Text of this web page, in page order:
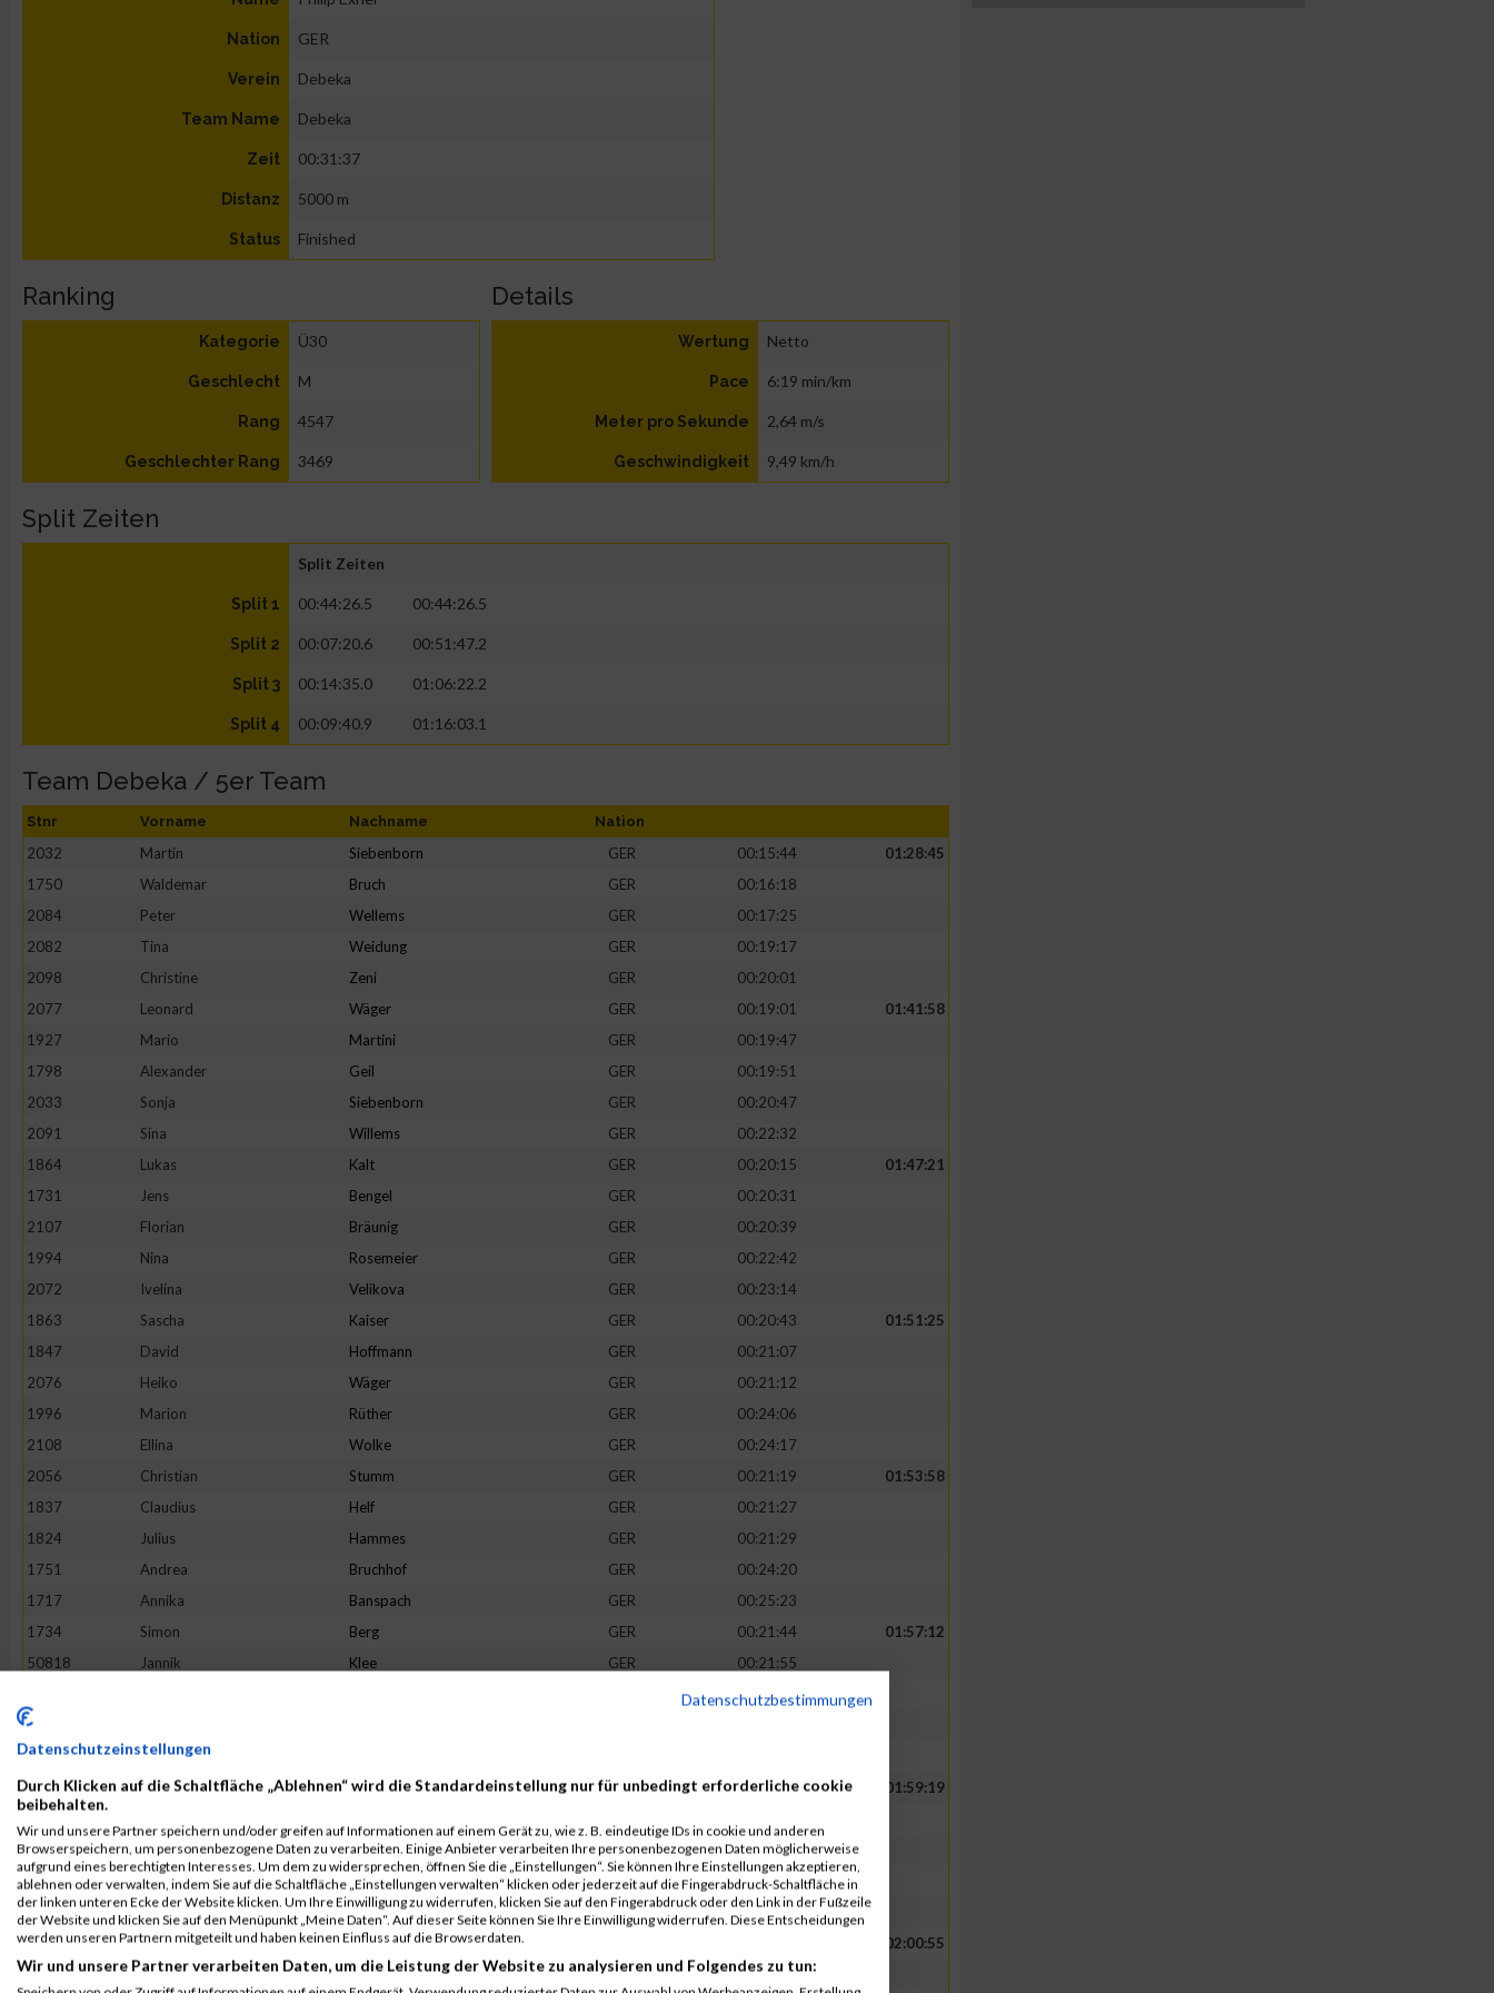
Nation GER
Verein Debeka
Team Name Debeka
Zeit 00:31:37
Distanz 5000 m
Status Finished
Ranking
Kategorie Ü30
Geschlecht M
Rang 4547
Geschlechter Rang 3469
Details
Wertung Netto
Pace 6:19 min/km
Meter pro Sekunde 2,64 m/s
Geschwindigkeit 9,49 km/h
Split Zeiten
Split Zeiten
Split 1 00:44:26.5 00:44:26.5
Split 2 00:07:20.6 00:51:47.2
Split 3 00:14:35.0 01:06:22.2
Split 4 00:09:40.9 01:16:03.1
Team Debeka / 5er Team
Stnr Vorname Nachname Nation
2032 Martin Siebenborn GER 00:15:44
01:28:45
1750
Waldemar Bruch GER
00:16:18
2084
Peter Wellems GER
00:17:25
2082
Tina Weidung GER
00:19:17
2098
Christine Zeni GER
00:20:01
2077
Leonard Wäger GER 00:19:01
01:41:58
1927
Mario Martini GER
00:19:47
1798
Alexander Geil GER
00:19:51
2033
Sonja Siebenborn GER
00:20:47
2091
Sina Willems GER
00:22:32
1864
Lukas Kalt GER 00:20:15
01:47:21
1731
Jens Bengel GER
00:20:31
2107
Florian Bräunig GER
00:20:39
1994
Nina Rosemeier GER
00:22:42
2072
Ivelina Velikova GER
00:23:14
1863
Sascha Kaiser GER 00:20:43
01:51:25
1847
David Hoffmann GER
00:21:07
2076
Heiko Wäger GER
00:21:12
1996
Marion Rüther GER
00:24:06
2108
Ellina Wolke GER
00:24:17
2056
Christian Stumm GER 00:21:19
01:53:58
1837
Claudius Helf GER
00:21:27
1824
Julius Hammes GER
00:21:29
1751
Andrea Bruchhof GER
00:24:20
1717
Annika Banspach GER
00:25:23
1734
Simon Berg GER 00:21:44
01:57:12
50818
Jannik Klee GER
00:21:55
00:22:07
1918
1853
Laura
2071
Reinhard Urban GER 00:22:15
01:59:19
2117
André Marcel Welter GER
00:22:24
1896
Sophie Krießbach GER
00:26:09
2110
Charleen Weyer GER
00:26:11
1980
Boris Reinecke
02:00:55
2102
Holger Zuchel GER
00:22:51
Datenschutzbestimmungen
Datenschutzeinstellungen
Durch Klicken auf die Schaltfläche „Ablehnen“ wird die Standardeinstellung nur für unbedingt erforderliche cookie
beibehalten.
Wir und unsere Partner speichern und/oder greifen auf Informationen auf einem Gerät zu, wie z. B. eindeutige IDs in cookie und anderen
Browserspeichern, um personenbezogene Daten zu verarbeiten. Einige Anbieter verarbeiten Ihre personenbezogenen Daten möglicherweise
aufgrund eines berechtigten Interesses. Um dem zu widersprechen, öffnen Sie die „Einstellungen“. Sie können Ihre Einstellungen akzeptieren,
ablehnen oder verwalten, indem Sie auf die Schaltfläche „Einstellungen verwalten“ klicken oder jederzeit auf die Fingerabdruck-Schaltfläche in
der linken unteren Ecke der Website klicken. Um Ihre Einwilligung zu widerrufen, klicken Sie auf den Fingerabdruck oder den Link in der Fußzeile
der Website und klicken Sie auf den Menüpunkt „Meine Daten“. Auf dieser Seite können Sie Ihre Einwilligung widerrufen. Diese Entscheidungen
werden unseren Partnern mitgeteilt und haben keinen Einfluss auf die Browserdaten.
Wir und unsere Partner verarbeiten Daten, um die Leistung der Website zu analysieren und Folgendes zu tun: